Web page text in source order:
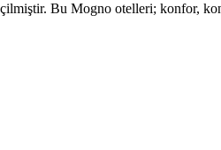
Bu Mogno otelleri; konfor,